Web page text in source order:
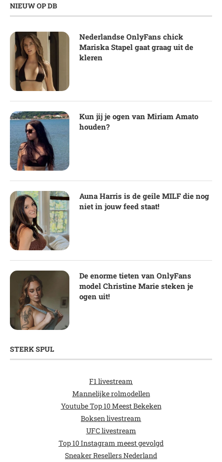
NIEUW OP DB
Nederlandse OnlyFans chick
Mariska Stapel gaat graag uit de
kleren
Kun jij je ogen van Miriam Amato
houden?
Auna Harris is de geile MILF die nog
niet in jouw feed staat!
De enorme tieten van OnlyFans
model Christine Marie steken je
ogen uit!
STERK SPUL
F1 livestream
Mannelijke rolmodellen
Youtube Top 10 Meest Bekeken
Boksen livestream
UFC livestream
Top 10 Instagram meest gevolgd
Sneaker Resellers Nederland